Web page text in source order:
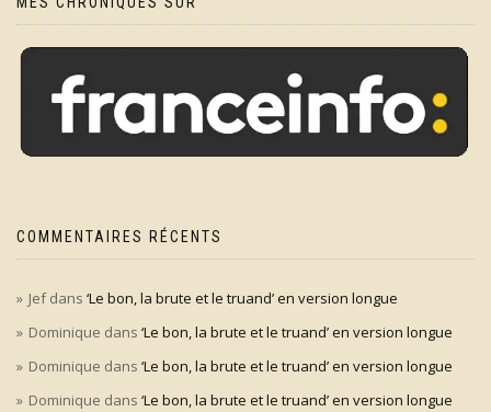
COMMENTAIRES RÉCENTS
Jefdans ‘Le bon, la brute et le truand’ en version longue
Dominique dans ‘Le bon, la brute et le truand’ en version longue
Dominique dans ‘Le bon, la brute et le truand’ en version longue
Dominique dans ‘Le bon, la brute et le truand’ en version longue